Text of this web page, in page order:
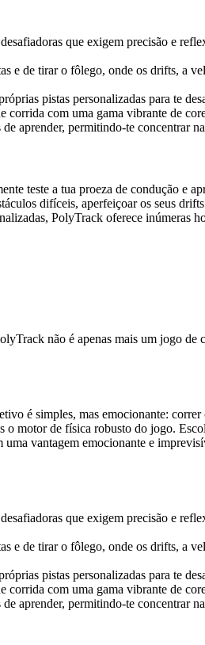
que exigem precisão e
e de tirar o fôlego, onde os drifts, a
pistas personalizadas para te
corrida com uma gama vibrante de
aprender, permitindo-te concentrar
teste a tua proeza de condução e
difíceis, aperfeiçoar os seus
PolyTrack oferece inúmeras
não é apenas mais um jogo
é simples, mas emocionante:
motor de física robusto do jogo.
vantagem emocionante e
que exigem precisão e
e de tirar o fôlego, onde os drifts, a
pistas personalizadas para te
corrida com uma gama vibrante de
aprender, permitindo-te concentrar